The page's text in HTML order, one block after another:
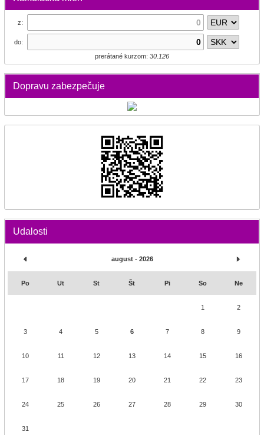
z:
do:
prerátané kurzom: 30.126
Dopravu zabezpečuje
Udalosti
august - 2026
Po Ut St Št Pi So Ne
1 2
3 4 5 6 7 8 9
10 11 12 13 14 15 16
17 18 19 20 21 22 23
24 25 26 27 28 29 30
31